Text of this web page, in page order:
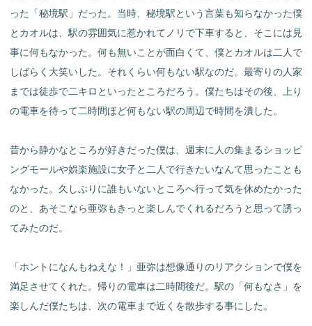
った「秘境駅」だった。当時、秘境駅という言葉も知らなかった僕
とカオルは、駅の雰囲気に惹かれてノリで下車すると、そこには見
事に何もなかった。何も無いことが面白くて、僕とカオルは二人で
しばらく大笑いした。それくらい何もない駅なのだ。最寄りの人家
までは徒歩で二キロといったところだろう。僕たちはその後、上り
の電車を待って二時間ほど何もない駅の周辺で時間を潰した。
昔から静かなところが好きだった僕は、週末に人の集まるショッピ
ングモールや娯楽施設に女子と二人で行きたいなんて思ったことも
なかった。久しぶりに誰もいないところへ行って気を休めたかった
のと、あそこなら亜弥もきっと楽しんでくれるだろうと思って誘っ
てみたのだ。
「ホントになんもねえな！」亜弥は想像通りのリアクションで僕を
満足させてくれた。帰りの電車は二時間後だ。駅の「何もなさ」を
楽しんだ僕たちは、次の電車まで近くを散歩する事にした。